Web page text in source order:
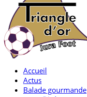
Accueil
Actus
Balade gourmande